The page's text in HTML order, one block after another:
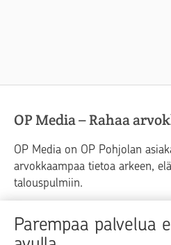
Parempaa palvelua
OP Media – Rahaa
OP Media on OP Pohjolan
arvokkaampaa tietoa arkeen,
talouspulmiin.
Raha Elämä
Blogit ja puheenvuorot